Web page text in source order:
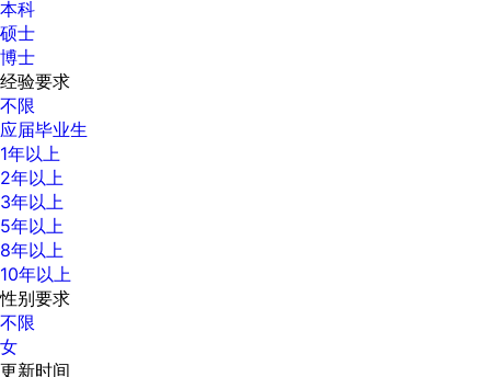
本科
硕士
博士
经验要求
不限
应届毕业生
1年以上
2年以上
3年以上
5年以上
8年以上
10年以上
性别要求
不限
女
更新时间